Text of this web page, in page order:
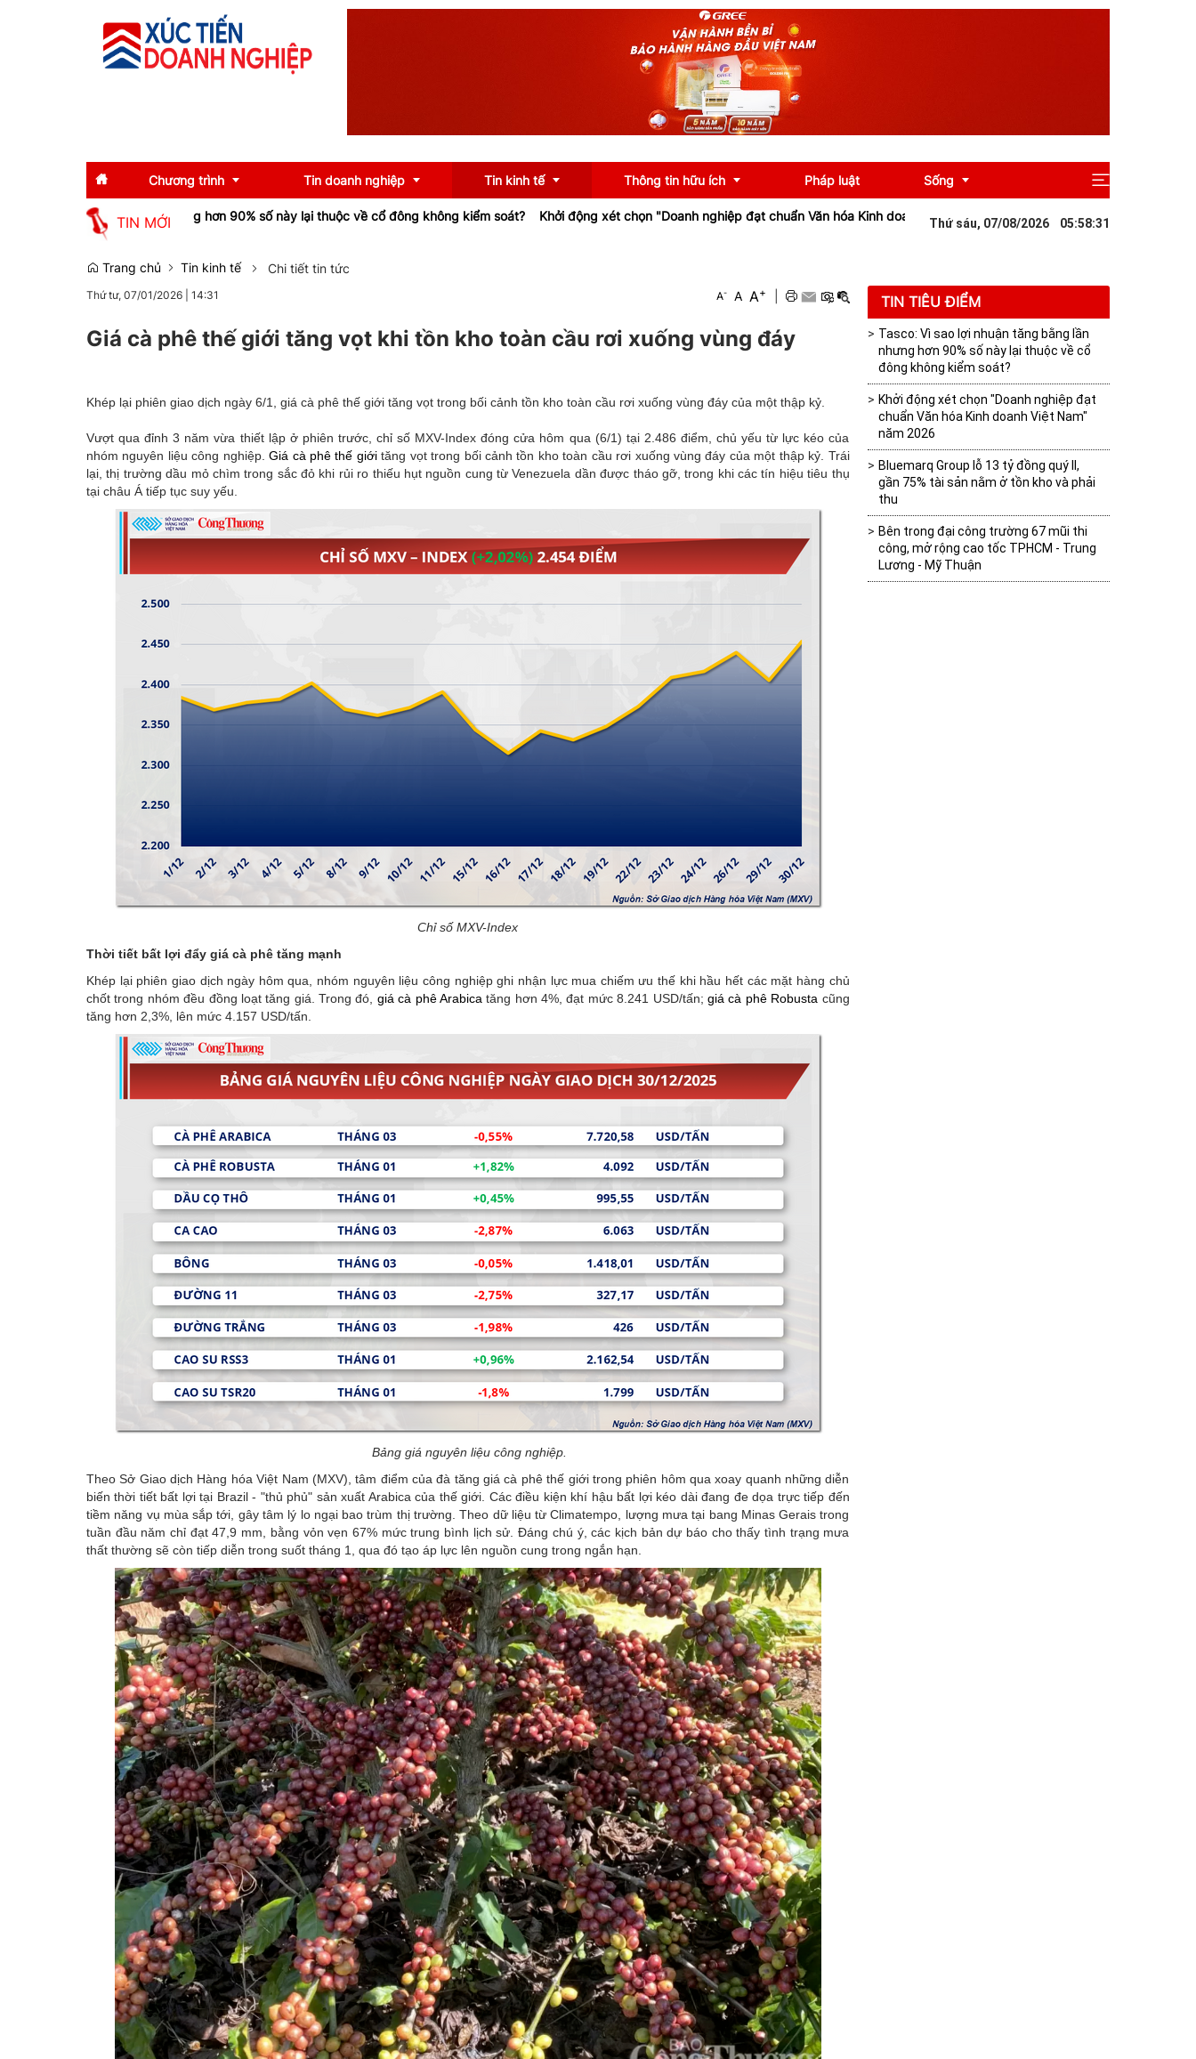
Chương trình
Diễn giả
Thông tin báo chí
Sự kiện
Tin doanh nghiệp
Tin tức
Doanh nghiệp tiêu biểu
Emagazine
Tin kinh tế Thông tin hữu ích
Ngân hàng
Pháp luật Sống
Du lịch
TIN MỚI
tăng bằng lần nhưng hơn 90% số này lại thuộc về cổ đông không kiểm soát? Khởi động xét chọn "Doanh nghiệp đạt chuẩn Văn hóa Kinh doanh Việt Nam" năm 2026 Bluemarq Group lỗ 13 tỷ đồng
Thứ sáu, 07/08/2026 05:58:33
Trang chủ Tin kinh tế Chi tiết tin tức
Thứ tư, 07/01/2026 14:31 A- A A+
Giá cà phê thế giới tăng vọt khi tồn kho toàn cầu rơi xuống vùng đáy
Khép lại phiên giao dịch ngày 6/1, giá cà phê thế giới tăng vọt trong bối cảnh tồn kho toàn cầu rơi xuống vùng đáy của một thập kỷ.
Vượt qua đỉnh 3 năm vừa thiết lập ở phiên trước, chỉ số MXV-Index đóng cửa hôm qua (6/1) tại 2.486 điểm, chủ yếu từ lực kéo của
nhóm nguyên liệu công nghiệp.Giá cà phê thế giớităng vọt trong bối cảnh tồn kho toàn cầu rơi xuống vùng đáy của một thập kỷ. Trái
lại, thị trường dầu mỏ chìm trong sắc đỏ khi rủi ro thiếu hụt nguồn cung từ Venezuela dần được tháo gỡ, trong khi các tín hiệu tiêu thụ
tại châu Á tiếp tục suy yếu.
Chỉ số MXV-Index
Thời tiết bất lợi đẩy giá cà phê tăng mạnh
Khép lại phiên giao dịch ngày hôm qua, nhóm nguyên liệu công nghiệp ghi nhận lực mua chiếm ưu thế khi hầu hết các mặt hàng chủ
chốt trong nhóm đều đồng loạt tăng giá. Trong đó, giá cà phê Arabica tăng hơn 4%, đạt mức 8.241 USD/tấn; giá cà phê Robusta cũng
tăng hơn 2,3%, lên mức 4.157 USD/tấn.
Bảng giá nguyên liệu công nghiệp.
Theo Sở Giao dịch Hàng hóa Việt Nam (MXV), tâm điểm của đà tăng giá cà phê thế giới trong phiên hôm qua xoay quanh những diễn
biến thời tiết bất lợi tại Brazil - "thủ phủ" sản xuất Arabica của thế giới. Các điều kiện khí hậu bất lợi kéo dài đang đe dọa trực tiếp đến
tiềm năng vụ mùa sắp tới, gây tâm lý lo ngại bao trùm thị trường. Theo dữ liệu từ Climatempo, lượng mưa tại bang Minas Gerais trong
tuần đầu năm chỉ đạt 47,9 mm, bằng vỏn vẹn 67% mức trung bình lịch sử. Đáng chú ý, các kịch bản dự báo cho thấy tình trạng mưa
thất thường sẽ còn tiếp diễn trong suốt tháng 1, qua đó tạo áp lực lên nguồn cung trong ngắn hạn.
TIN TIÊU ĐIỂM
Tasco: Vì sao lợi nhuận tăng bằng lần
nhưng hơn 90% số này lại thuộc về cổ
đông không kiểm soát?
Khởi động xét chọn "Doanh nghiệp đạt
chuẩn Văn hóa Kinh doanh Việt Nam"
năm 2026
Bluemarq Group lỗ 13 tỷ đồng quý II,
gần 75% tài sản nằm ở tồn kho và phải
thu
Bên trong đại công trường 67 mũi thi
công, mở rộng cao tốc TPHCM - Trung
Lương - Mỹ Thuận